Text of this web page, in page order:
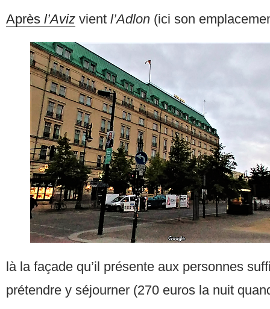
Après l’Aviz vient l’Adlon (ici son
là la façade qu’il présente aux personnes
prétendre y séjourner (270 euros la nuit